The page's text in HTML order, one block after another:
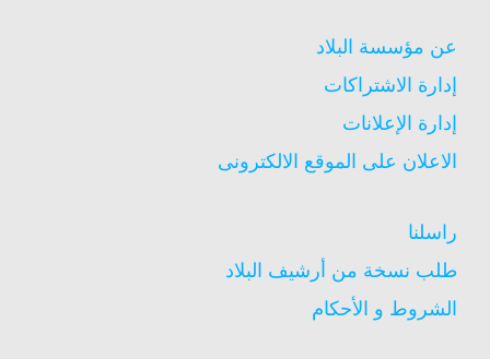
عن مؤسسة البلاد
إدارة الاشتراكات
إدارة الإعلانات
الاعلان على الموقع الالكترونى
راسلنا
طلب نسخة من أرشيف البلاد
الشروط و الأحكام